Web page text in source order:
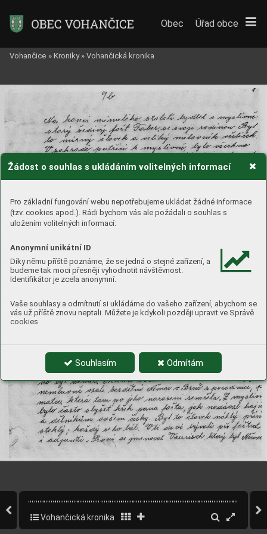
Žádost o souhlas s ukládáním volitelných informací
Pro základní fungování webu nepotřebujeme ukládat žádné informace
(tzv. cookies apod.). Rádi bychom vás ale požádali o souhlas s
uložením volitelných informací:
Anonymní unikátní ID
Díky němu příště poznáme, že se jedná o stejné zařízení, a
budeme tak moci přesněji vyhodnotit návštěvnost.
Identifikátor je zcela anonymní.
Vaše souhlasy a odmítnutí si ukládáme do vašeho zařízení, abychom se
vás už příště znovu neptali. Můžete je kdykoli později upravit ve Správě
cookies
Souhlasím Odmítám
Obec Úřad obce
Vohančice » Kroniky » Vohančická kronika
Vohančická kronika 56